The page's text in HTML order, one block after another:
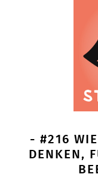
- #216
DENKEN,